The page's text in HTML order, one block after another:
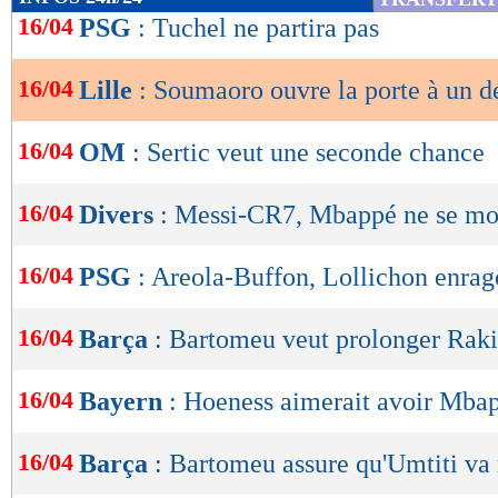
de
OK
16/04 PSG : Tuchel ne partira pas
16/04 Lille : Soumaoro ouvre la porte à un
16/04 OM : Sertic veut une seconde chance
16/04 Divers : Messi-CR7, Mbappé ne se
16/04 PSG : Areola-Buffon, Lollichon
16/04 Barça : Bartomeu veut prolonger
16/04 Bayern : Hoeness aimerait avoir
16/04 Barça : Bartomeu assure qu'Umtiti va